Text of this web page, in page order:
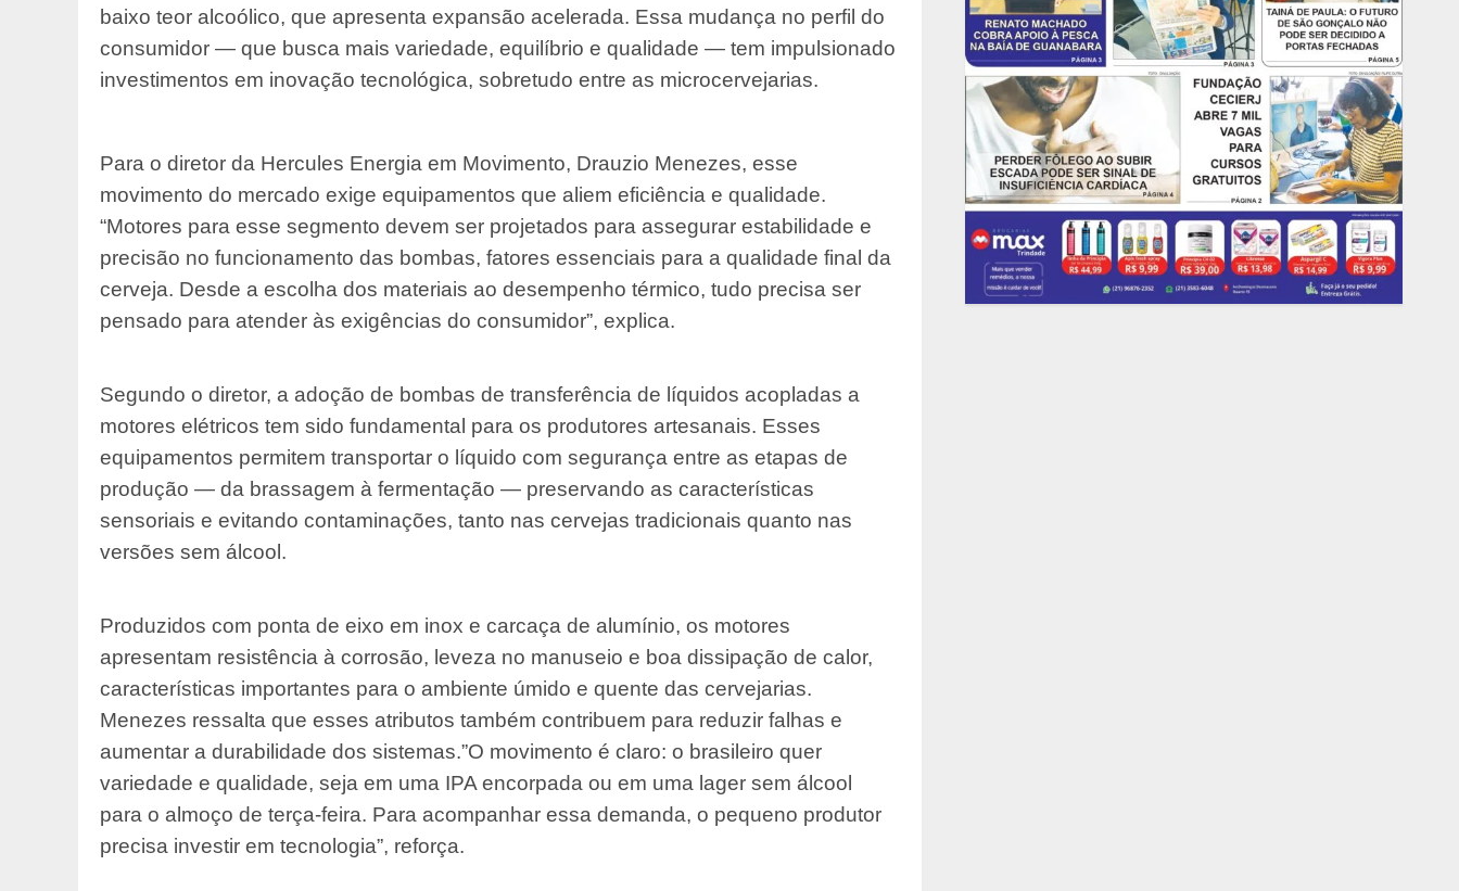
baixo teor alcoólico, que apresenta expansão acelerada. Essa mudança no perfil do
consumidor — que busca mais variedade, equilíbrio e qualidade — tem impulsionado
investimentos em inovação tecnológica, sobretudo entre as microcervejarias.
Para o diretor da Hercules Energia em Movimento, Drauzio Menezes, esse
movimento do mercado exige equipamentos que aliem eficiência e qualidade.
“Motores para esse segmento devem ser projetados para assegurar estabilidade e
precisão no funcionamento das bombas, fatores essenciais para a qualidade final da
cerveja. Desde a escolha dos materiais ao desempenho térmico, tudo precisa ser
pensado para atender às exigências do consumidor”, explica.
Segundo o diretor, a adoção de bombas de transferência de líquidos acopladas a
motores elétricos tem sido fundamental para os produtores artesanais. Esses
equipamentos permitem transportar o líquido com segurança entre as etapas de
produção — da brassagem à fermentação — preservando as características
sensoriais e evitando contaminações, tanto nas cervejas tradicionais quanto nas
versões sem álcool.
Produzidos com ponta de eixo em inox e carcaça de alumínio, os motores
apresentam resistência à corrosão, leveza no manuseio e boa dissipação de calor,
características importantes para o ambiente úmido e quente das cervejarias.
Menezes ressalta que esses atributos também contribuem para reduzir falhas e
aumentar a durabilidade dos sistemas.”O movimento é claro: o brasileiro quer
variedade e qualidade, seja em uma IPA encorpada ou em uma lager sem álcool
para o almoço de terça-feira. Para acompanhar essa demanda, o pequeno produtor
precisa investir em tecnologia”, reforça.